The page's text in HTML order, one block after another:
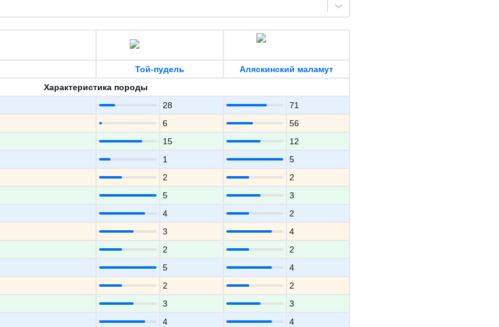
Той-пудель
Аляскинский маламут
Характеристика породы
28
71
6
56
15
12
1
5
2
2
5
3
4
2
3
4
2
2
5
4
2
2
3
3
4
4